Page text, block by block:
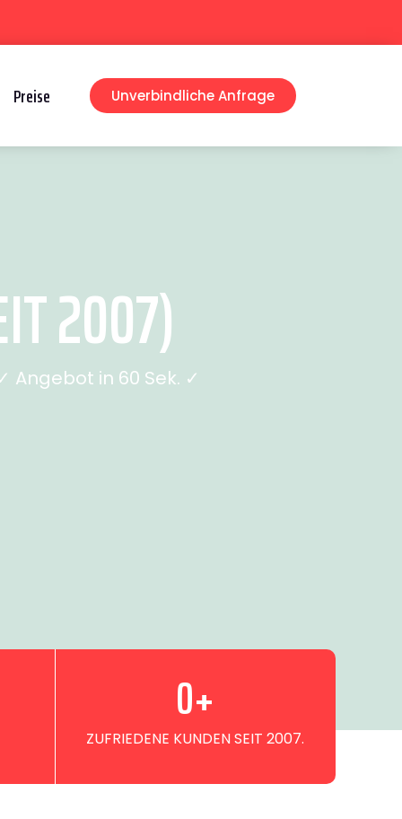
Preise Unverbindliche Anfrage
2007)
Angebot in 60 Sek. ✓
ZUFRIEDENE KUNDEN SEIT 2007.
0+